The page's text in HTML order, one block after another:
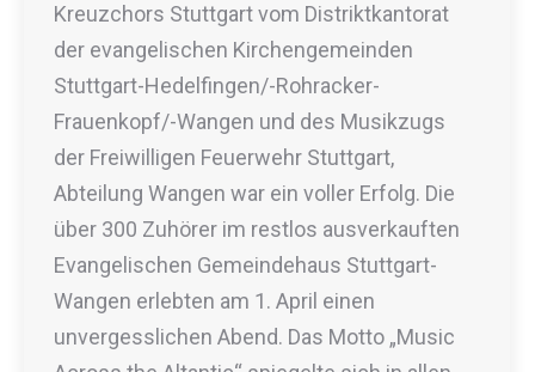
Kreuzchors Stuttgart vom Distriktkantorat
der evangelischen Kirchengemeinden
Stuttgart-Hedelfingen/-Rohracker-
Frauenkopf/-Wangen und des Musikzugs
der Freiwilligen Feuerwehr Stuttgart,
Abteilung Wangen war ein voller Erfolg. Die
über 300 Zuhörer im restlos ausverkauften
Evangelischen Gemeindehaus Stuttgart-
Wangen erlebten am 1. April einen
unvergesslichen Abend. Das Motto „Music